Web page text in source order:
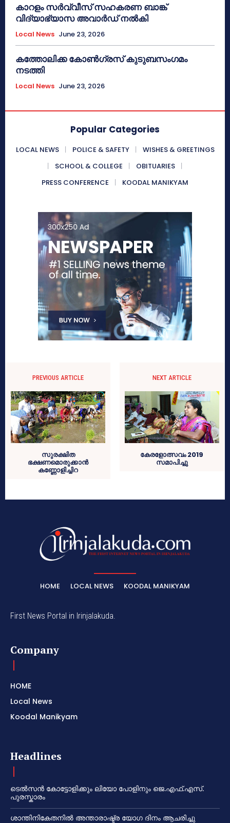
കാറളം സർവ്വീസ് സഹകരണ ബാങ്ക്
വിദ്യാഭ്യാസ അവാർഡ് നൽകി
Local News June 23, 2026
കത്തോലിക്ക കോൺഗ്രസ് കുടുബസംഗമം
നടത്തി
Local News June 23, 2026
Popular Categories
LOCAL NEWS POLICE & SAFETY
WISHES & GREETINGS
SCHOOL & COLLEGE
OBITUARIES
PRESS CONFERENCE
KOODAL MANIKYAM
PREVIOUS ARTICLE
സുരക്ഷിത
ഭക്ഷണമൊരുക്കാന്‍
കണ്ണോളിച്ചിറ
NEXT ARTICLE
കേരളോത്സവം 2019
സമാപിച്ചു
HOME LOCAL NEWS KOODAL MANIKYAM
First News Portal in Irinjalakuda.
Company
HOME
Local News
Koodal Manikyam
Headlines
ടെൽസൻ കോട്ടോളിക്കും ലിയോ പോളിനും ജെ.എഫ്.എസ്.
പുരസ്കാരം
ശാന്തിനികേതനിൽ അന്താരാഷ്ട്ര യോഗ ദിനം ആചരിച്ചു